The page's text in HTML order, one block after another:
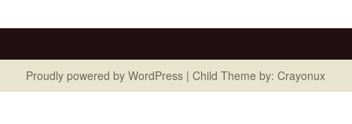
Proudly powered by WordPress | Child Theme by: Crayonux